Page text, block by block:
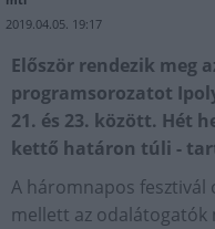
2019.04.05. 19:17
Először rendezik meg
programsorozatot
21. és 23. között. Hét
kettő határon túli -
A háromnapos fesztivál
mellett az odalátogatók